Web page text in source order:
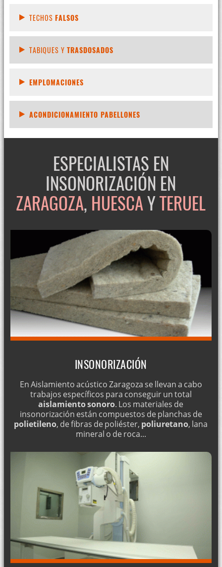
TECHOS FALSOS
TABIQUES Y TRASDOSADOS
EMPLOMACIONES
ACONDICIONAMIENTO PABELLONES
ESPECIALISTAS EN
INSONORIZACIÓN EN
ZARAGOZA, HUESCAYTERUEL
INSONORIZACIÓN
En Aislamiento acústico Zaragoza se llevan a cabo
trabajos específicos para conseguir un total
aislamiento sonoro. Los materiales de
insonorización están compuestos de planchas de
polietileno, de fibras de poliéster, poliuretano, lana
mineral o de roca...